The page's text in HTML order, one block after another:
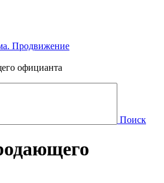
Продвижение
официанта
Поиск